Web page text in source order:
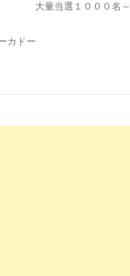
大量当選１０００名～
カドー